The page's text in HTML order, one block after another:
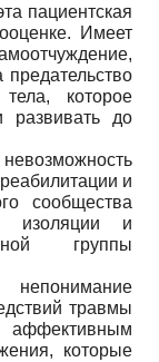
пациентская
Имеет
которое
развивать до
и
сообщества
изоляции и
группы
непонимание
травмы
которые